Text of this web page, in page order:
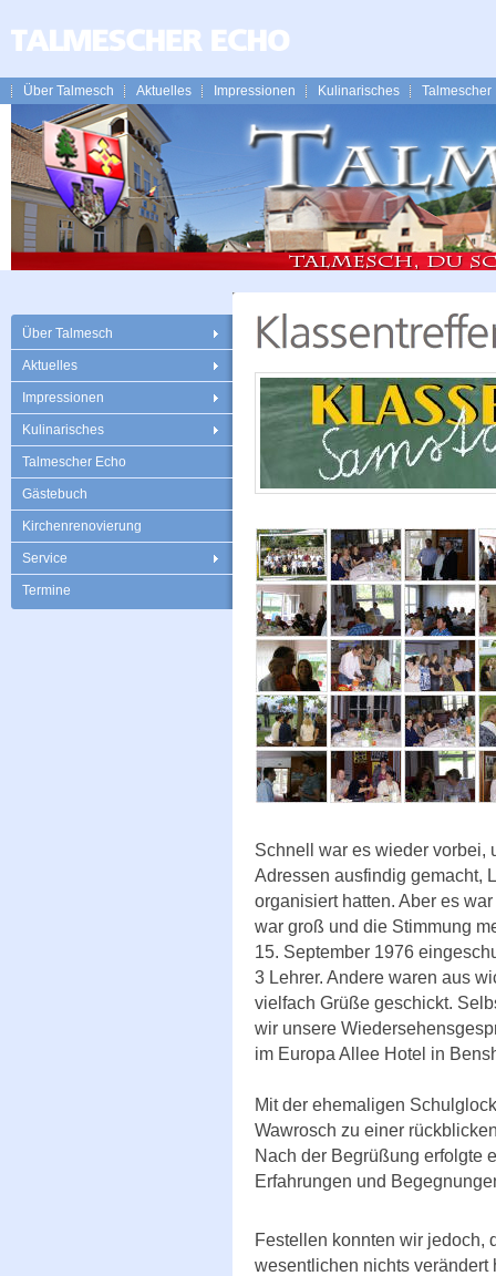
Über Talmesch Aktuelles Impressionen Kulinarisches Talmescher
Über Talmesch
Aktuelles
Impressionen
Kulinarisches
Talmescher Echo
Gästebuch
Kirchenrenovierung
Service
Termine
Schnell war es wieder vorbei,
Adressen ausfindig gemacht,
organisiert hatten. Aber es
war groß und die Stimmung
15. September 1976
3 Lehrer. Andere waren aus
vielfach Grüße geschickt.
wir unsere
im Europa Allee Hotel in
Mit der ehemaligen
Wawrosch zu einer
Nach der Begrüßung erfolgte
Erfahrungen und
Festellen konnten wir jedoch,
wesentlichen nichts verändert